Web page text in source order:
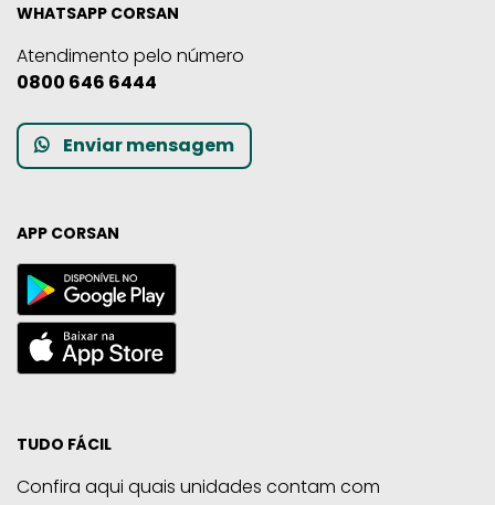
WHATSAPP CORSAN
Atendimento pelo número
0800 646 6444
Enviar mensagem
APP CORSAN
TUDO FÁCIL
Confira aqui quais unidades contam com